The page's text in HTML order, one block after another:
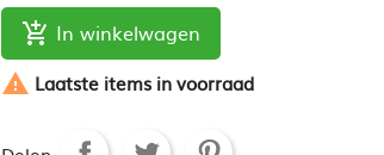
 In winkelwagen
 Laatste items in voorraad